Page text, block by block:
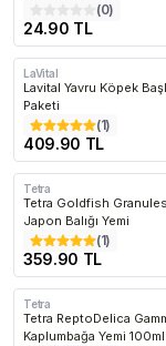
(0)
24.90 TL
LaVital
Lavital Yavru Köpek
Paketi
(1)
409.90 TL
Tetra
Tetra Goldfish
Japon Balığı Yemi
(1)
359.90 TL
Tetra
Tetra ReptoDelica
Kaplumbağa Yemi 100ml